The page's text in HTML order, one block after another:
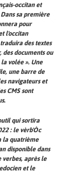
occitan et
sa première
pour
l'occitan
des textes
documents ou
la volée ». Une
une barre de
navigateurs et
CMS sont
qui sortira
: le vèrb'Òc
la quatrième
disponible dans
après le
et le